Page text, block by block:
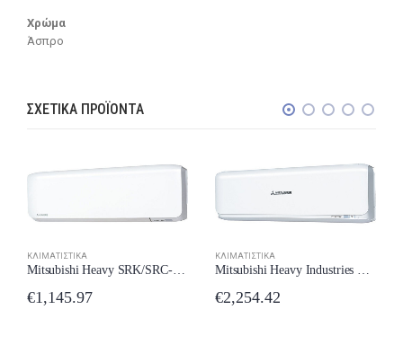
Χρώμα
Άσπρο
ΣΧΕΤΙΚΆ ΠΡΟΪΌΝΤΑ
ΚΛΙΜΑΤΙΣΤΙΚΆ
Mitsubishi Heavy SRK/SRC-25ZS-WF Κλιματιστικό 9000 BTU New Model 2024
€1,145.97
ΚΛΙΜΑΤΙΣΤΙΚΆ
Mitsubishi Heavy Industries SRK/SRC-60ZSX-WF Κλιματιστικό Inverter 22000 BTU A++/A++ με Wi-Fi New Model 2024
€2,254.42